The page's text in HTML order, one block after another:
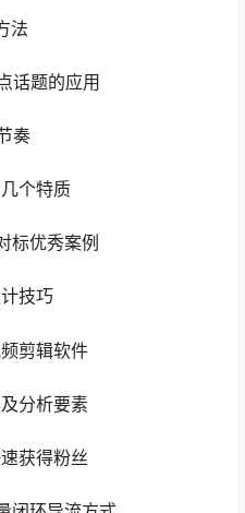
法
话题的应用
奏
个特质
标优秀案例
技巧
剪辑软件
分析要素
获得粉丝